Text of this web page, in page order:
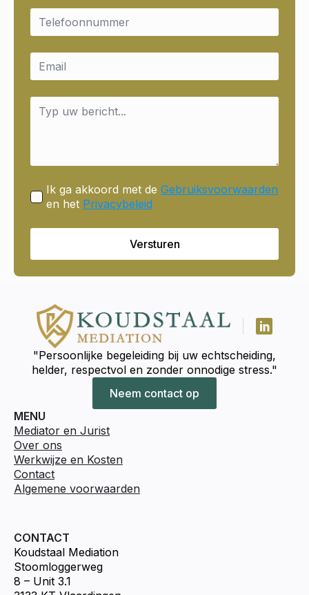
Email
Email
Message
Ik ga akkoord met de Gebruiksvoorwaarden
en het Privacybeleid
Versturen
"Persoonlijke begeleiding bij uw echtscheiding,
helder, respectvol en zonder onnodige stress."
Neem contact op
MENU
Mediator en Jurist
Over ons
Werkwijze en Kosten
Contact
Algemene voorwaarden
CONTACT
Koudstaal Mediation
Stoomloggerweg
8 – Unit 3.1